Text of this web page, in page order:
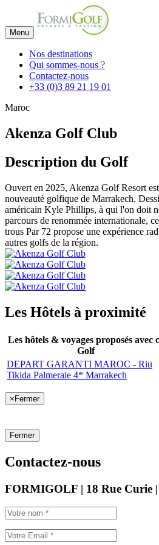
Menu
Nos destinations
Qui sommes-nous ?
Contactez-nous
+33 (0)3 89 21 19 01
Maroc
Akenza Golf Club
Description du Golf
Ouvert en 2025, Akenza Golf Resort
nouveauté golfique de Marrakech.
américain Kyle Phillips, à qui l'on doit
parcours de renommée internationale,
trous Par 72 propose une expérience
autres golfs de la région.
Les Hôtels à proximité
Les hôtels & voyages proposés avec
Golf
DEPART GARANTI MAROC - Riu
Tikida Palmeraie 4* Marrakech
×Fermer
Fermer
Contactez-nous
FORMIGOLF | 18 Rue Curie